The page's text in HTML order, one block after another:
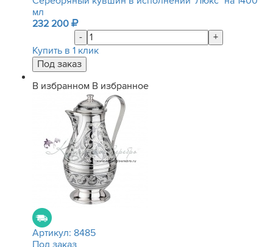
мл
232 200
-
+
Купить в 1 клик
В избранном В избранное
Артикул: 8485
Под заказ